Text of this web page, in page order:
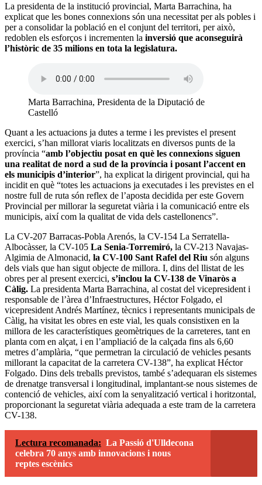
La presidenta de la institució provincial, Marta Barrachina, ha
explicat que les bones connexions són una necessitat per als pobles i
per a consolidar la població en el conjunt del territori, per això,
redoblen els esforços i incrementen la inversió que aconseguirà
l’històric de 35 milions en tota la legislatura.
Marta Barrachina, Presidenta de la Diputació de
Castelló
Quant a les actuacions ja dutes a terme i les previstes el present
exercici, s’han millorat viaris localitzats en diversos punts de la
província “amb l’objectiu posat en què les connexions siguen
una realitat de nord a sud de la província i posant l’accent en
els municipis d’interior”, ha explicat la dirigent provincial, qui ha
incidit en què “totes les actuacions ja executades i les previstes en el
nostre full de ruta són reflex de l’aposta decidida per este Govern
Provincial per millorar la seguretat viària i la comunicació entre els
municipis, així com la qualitat de vida dels castellonencs”.
La CV-207 Barracas-Pobla Arenós, la CV-154 La Serratella-
Albocàsser, la CV-105 La Senia-Torremiró, la CV-213 Navajas-
Algimia de Almonacid, la CV-100 Sant Rafel del Riu són alguns
dels vials que han sigut objecte de millora. I, dins del llistat de les
obres per al present exercici, s’inclou la CV-138 de Vinaròs a
Càlig. La presidenta Marta Barrachina, al costat del vicepresident i
responsable de l’àrea d’Infraestructures, Héctor Folgado, el
vicepresident Andrés Martínez, tècnics i representants municipals de
Càlig, ha visitat les obres en este vial, les quals consistixen en la
millora de les característiques geomètriques de la carreteres, tant en
planta com en alçat, i en l’ampliació de la calçada fins als 6,60
metres d’amplària, “que permetran la circulació de vehicles pesants
millorant la capacitat de la carretera CV-138”, ha explicat Héctor
Folgado. Dins dels treballs previstos, també s’adequaran els sistemes
de drenatge transversal i longitudinal, implantant-se nous sistemes de
contenció de vehicles, així com la senyalització vertical i horitzontal,
proporcionant la seguretat viària adequada a este tram de la carretera
CV-138.
Lectura recomanada: La Passió d'Ulldecona
celebra 70 anys amb innovacions i nous
reptes escènics